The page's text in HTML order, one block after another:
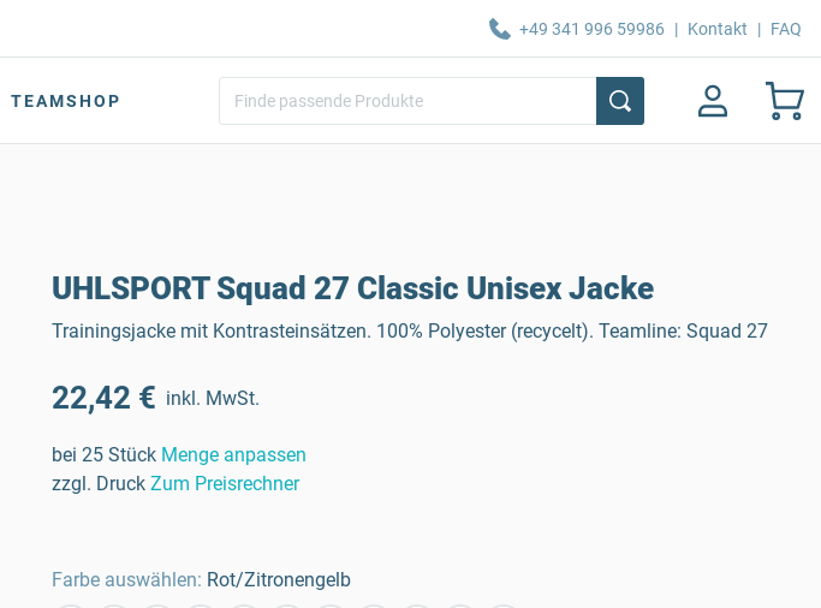
+49 341 996 59986 | Kontakt | FAQ
TEAMSHOP
UHLSPORT Squad 27 Classic Unisex Jacke
Trainingsjacke mit Kontrasteinsätzen. 100% Polyester (recycelt). Teamline: Squad 27
22,42 € inkl. MwSt.
bei 25 Stück Menge anpassen
zzgl. Druck Zum Preisrechner
Farbe auswählen: Rot/Zitronengelb